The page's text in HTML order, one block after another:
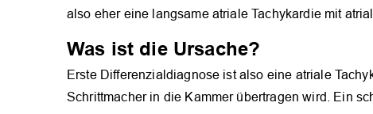
also eher eine langsame atriale Tachykardie mit
Was ist die Ursache?
Erste Differenzialdiagnose ist also eine atriale
Schrittmacher in die Kammer übertragen wird. Ein